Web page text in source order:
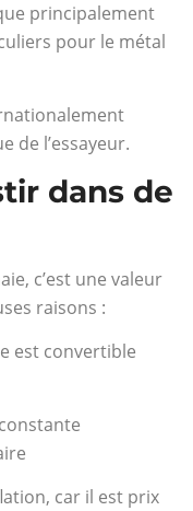
principalement
pour le métal
de l’essayeur.
dans de
c’est une valeur
raisons :
est convertible
car il est prix